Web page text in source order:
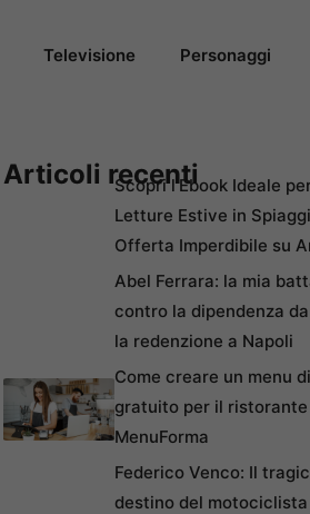
Televisione Personaggi
Articoli recentiScopri l’Ebook Ideale
Letture Estive in
Offerta Imperdibile su
Abel Ferrara: la mia
contro la dipendenza
la redenzione a Napoli
Come creare un menu
gratuito per il ristorante
MenuForma
Federico Venco: Il
destino del motociclista